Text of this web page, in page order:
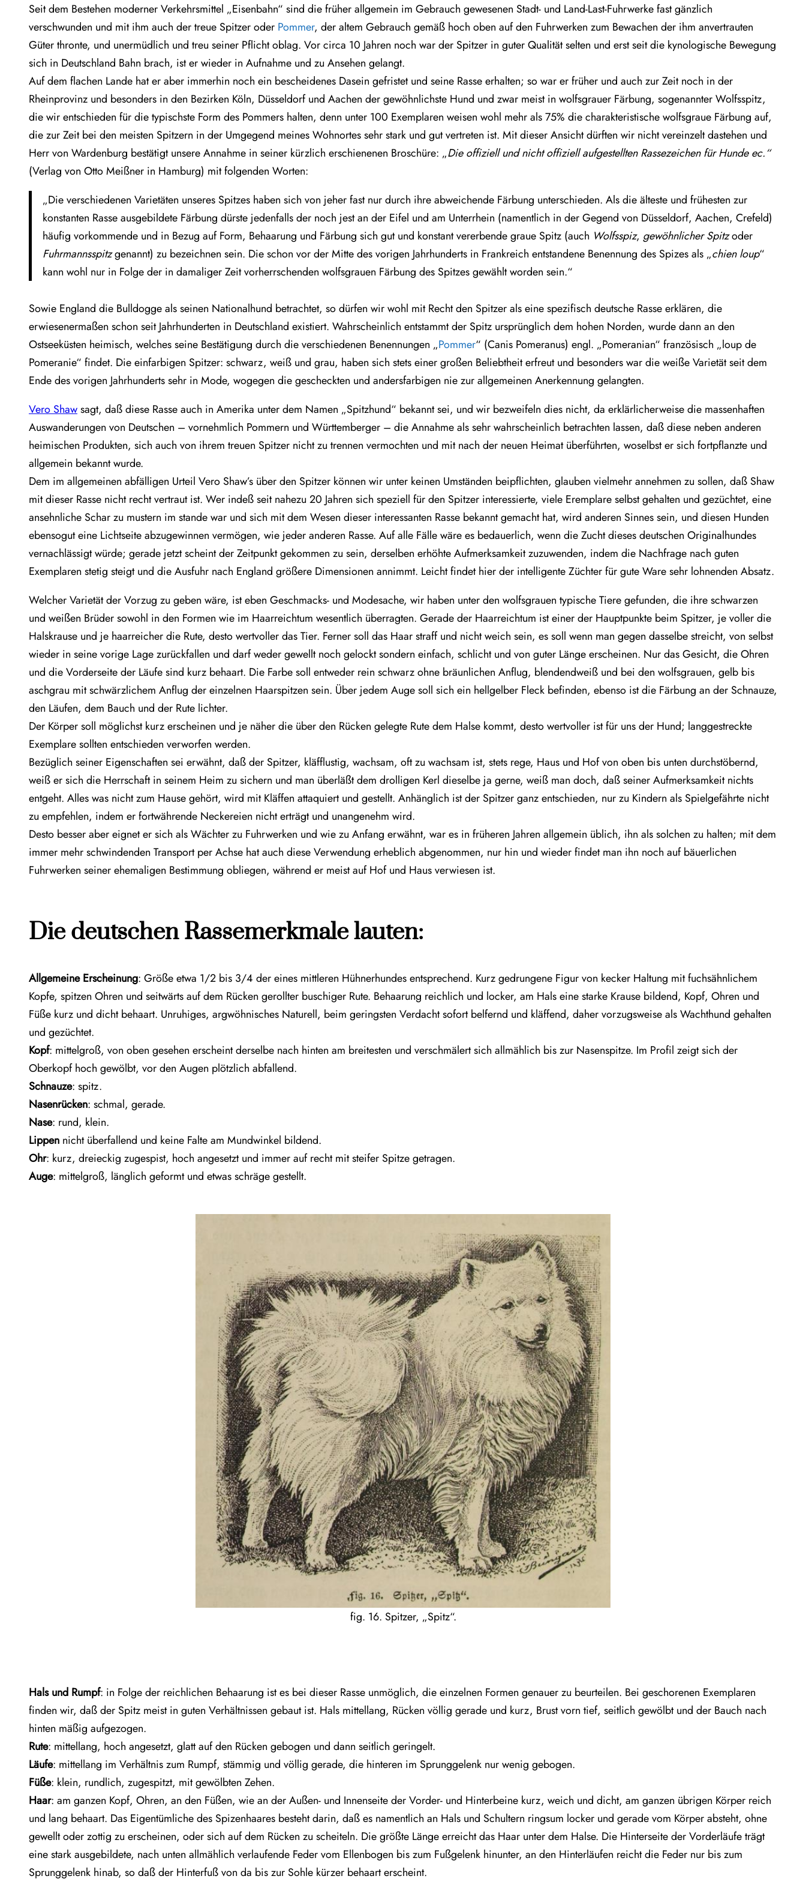
Seit dem Bestehen moderner Verkehrsmittel „Eisenbahn“ sind die früher allgemein im Gebrauch gewesenen Stadt- und Land-Last-Fuhrwerke fast gänzlich
verschwunden und mit ihm auch der treue Spitzer oder Pommer, der altem Gebrauch gemäß hoch oben auf den Fuhrwerken zum Bewachen der ihm anvertrauten
Güter thronte, und unermüdlich und treu seiner Pflicht oblag. Vor circa 10 Jahren noch war der Spitzer in guter Qualität selten und erst seit die kynologische Bewegung
sich in Deutschland Bahn brach, ist er wieder in Aufnahme und zu Ansehen gelangt.
Auf dem flachen Lande hat er aber immerhin noch ein bescheidenes Dasein gefristet und seine Rasse erhalten; so war er früher und auch zur Zeit noch in der
Rheinprovinz und besonders in den Bezirken Köln, Düsseldorf und Aachen der gewöhnlichste Hund und zwar meist in wolfsgrauer Färbung, sogenannter Wolfsspitz,
die wir entschieden für die typischste Form des Pommers halten, denn unter 100 Exemplaren weisen wohl mehr als 75% die charakteristische wolfsgraue Färbung auf,
die zur Zeit bei den meisten Spitzern in der Umgegend meines Wohnortes sehr stark und gut vertreten ist. Mit dieser Ansicht dürften wir nicht vereinzelt dastehen und
Herr von Wardenburg bestätigt unsere Annahme in seiner kürzlich erschienenen Broschüre: „Die offiziell und nicht offiziell aufgestellten Rassezeichen für Hunde ec.“
(Verlag von Otto Meißner in Hamburg) mit folgenden Worten:
„Die verschiedenen Varietäten unseres Spitzes haben sich von jeher fast nur durch ihre abweichende Färbung unterschieden. Als die älteste und frühesten zur
konstanten Rasse ausgebildete Färbung dürste jedenfalls der noch jest an der Eifel und am Unterrhein (namentlich in der Gegend von Düsseldorf, Aachen, Crefeld)
häufig vorkommende und in Bezug auf Form, Behaarung und Färbung sich gut und konstant vererbende graue Spitz (auch Wolfsspiz, gewöhnlicher Spitzoder
Fuhrmannsspitzgenannt) zu bezeichnen sein. Die schon vor der Mitte des vorigen Jahrhunderts in Frankreich entstandene Benennung des Spizes als „chien loup“
kann wohl nur in Folge der in damaliger Zeit vorherrschenden wolfsgrauen Färbung des Spitzes gewählt worden sein.“
Sowie England die Bulldogge als seinen Nationalhund betrachtet, so dürfen wir wohl mit Recht den Spitzer als eine spezifisch deutsche Rasse erklären, die
erwiesenermaßen schon seit Jahrhunderten in Deutschland existiert. Wahrscheinlich entstammt der Spitz ursprünglich dem hohen Norden, wurde dann an den
Ostseeküsten heimisch, welches seine Bestätigung durch die verschiedenen Benennungen „Pommer“ (Canis Pomeranus) engl. „Pomeranian“ französisch „loup de
Pomeranie“ findet. Die einfarbigen Spitzer: schwarz, weiß und grau, haben sich stets einer großen Beliebtheit erfreut und besonders war die weiße Varietät seit dem
Ende des vorigen Jahrhunderts sehr in Mode, wogegen die gescheckten und andersfarbigen nie zur allgemeinen Anerkennung gelangten.
Vero Shawsagt, daß diese Rasse auch in Amerika unter dem Namen „Spitzhund“ bekannt sei, und wir bezweifeln dies nicht, da erklärlicherweise die massenhaften
Auswanderungen von Deutschen – vornehmlich Pommern und Württemberger – die Annahme als sehr wahrscheinlich betrachten lassen, daß diese neben anderen
heimischen Produkten, sich auch von ihrem treuen Spitzer nicht zu trennen vermochten und mit nach der neuen Heimat überführten, woselbst er sich fortpflanzte und
allgemein bekannt wurde.
Dem im allgemeinen abfälligen Urteil Vero Shaw’s über den Spitzer können wir unter keinen Umständen beipflichten, glauben vielmehr annehmen zu sollen, daß Shaw
mit dieser Rasse nicht recht vertraut ist. Wer indeß seit nahezu 20 Jahren sich speziell für den Spitzer interessierte, viele Eremplare selbst gehalten und gezüchtet, eine
ansehnliche Schar zu mustern im stande war und sich mit dem Wesen dieser interessanten Rasse bekannt gemacht hat, wird anderen Sinnes sein, und diesen Hunden
ebensogut eine Lichtseite abzugewinnen vermögen, wie jeder anderen Rasse. Auf alle Fälle wäre es bedauerlich, wenn die Zucht dieses deutschen Originalhundes
vernachlässigt würde; gerade jetzt scheint der Zeitpunkt gekommen zu sein, derselben erhöhte Aufmerksamkeit zuzuwenden, indem die Nachfrage nach guten
Exemplaren stetig steigt und die Ausfuhr nach England größere Dimensionen annimmt. Leicht findet hier der intelligente Züchter für gute Ware sehr lohnenden Absatz.
Welcher Varietät der Vorzug zu geben wäre, ist eben Geschmacks- und Modesache, wir haben unter den wolfsgrauen typische Tiere gefunden, die ihre schwarzen
und weißen Brüder sowohl in den Formen wie im Haarreichtum wesentlich überragten. Gerade der Haarreichtum ist einer der Hauptpunkte beim Spitzer, je voller die
Halskrause und je haarreicher die Rute, desto wertvoller das Tier. Ferner soll das Haar straff und nicht weich sein, es soll wenn man gegen dasselbe streicht, von selbst
wieder in seine vorige Lage zurückfallen und darf weder gewellt noch gelockt sondern einfach, schlicht und von guter Länge erscheinen. Nur das Gesicht, die Ohren
und die Vorderseite der Läufe sind kurz behaart. Die Farbe soll entweder rein schwarz ohne bräunlichen Anflug, blendendweiß und bei den wolfsgrauen, gelb bis
aschgrau mit schwärzlichem Anflug der einzelnen Haarspitzen sein. Über jedem Auge soll sich ein hellgelber Fleck befinden, ebenso ist die Färbung an der Schnauze,
den Läufen, dem Bauch und der Rute lichter.
Der Körper soll möglichst kurz erscheinen und je näher die über den Rücken gelegte Rute dem Halse kommt, desto wertvoller ist für uns der Hund; langgestreckte
Exemplare sollten entschieden verworfen werden.
Bezüglich seiner Eigenschaften sei erwähnt, daß der Spitzer, kläfflustig, wachsam, oft zu wachsam ist, stets rege, Haus und Hof von oben bis unten durchstöbernd,
weiß er sich die Herrschaft in seinem Heim zu sichern und man überläßt dem drolligen Kerl dieselbe ja gerne, weiß man doch, daß seiner Aufmerksamkeit nichts
entgeht. Alles was nicht zum Hause gehört, wird mit Kläffen attaquiert und gestellt. Anhänglich ist der Spitzer ganz entschieden, nur zu Kindern als Spielgefährte nicht
zu empfehlen, indem er fortwährende Neckereien nicht erträgt und unangenehm wird.
Desto besser aber eignet er sich als Wächter zu Fuhrwerken und wie zu Anfang erwähnt, war es in früheren Jahren allgemein üblich, ihn als solchen zu halten; mit dem
immer mehr schwindenden Transport per Achse hat auch diese Verwendung erheblich abgenommen, nur hin und wieder findet man ihn noch auf bäuerlichen
Fuhrwerken seiner ehemaligen Bestimmung obliegen, während er meist auf Hof und Haus verwiesen ist.
Die deutschen Rassemerkmale lauten:
Allgemeine Erscheinung: Größe etwa 1/2 bis 3/4 der eines mittleren Hühnerhundes entsprechend. Kurz gedrungene Figur von kecker Haltung mit fuchsähnlichem
Kopfe, spitzen Ohren und seitwärts auf dem Rücken gerollter buschiger Rute. Behaarung reichlich und locker, am Hals eine starke Krause bildend, Kopf, Ohren und
Füße kurz und dicht behaart. Unruhiges, argwöhnisches Naturell, beim geringsten Verdacht sofort belfernd und kläffend, daher vorzugsweise als Wachthund gehalten
und gezüchtet.
Kopf: mittelgroß, von oben gesehen erscheint derselbe nach hinten am breitesten und verschmälert sich allmählich bis zur Nasenspitze. Im Profil zeigt sich der
Oberkopf hoch gewölbt, vor den Augen plötzlich abfallend.
Schnauze: spitz.
Nasenrücken: schmal, gerade.
Nase: rund, klein.
Lippen nicht überfallend und keine Falte am Mundwinkel bildend.
Ohr: kurz, dreieckig zugespist, hoch angesetzt und immer auf recht mit steifer Spitze getragen.
Auge: mittelgroß, länglich geformt und etwas schräge gestellt.
fig. 16. Spitzer, „Spitz“.
Hals und Rumpf: in Folge der reichlichen Behaarung ist es bei dieser Rasse unmöglich, die einzelnen Formen genauer zu beurteilen. Bei geschorenen Exemplaren
finden wir, daß der Spitz meist in guten Verhältnissen gebaut ist. Hals mittellang, Rücken völlig gerade und kurz, Brust vorn tief, seitlich gewölbt und der Bauch nach
hinten mäßig aufgezogen.
Rute: mittellang, hoch angesetzt, glatt auf den Rücken gebogen und dann seitlich geringelt.
Läufe: mittellang im Verhältnis zum Rumpf, stämmig und völlig gerade, die hinteren im Sprunggelenk nur wenig gebogen.
Füße: klein, rundlich, zugespitzt, mit gewölbten Zehen.
Haar: am ganzen Kopf, Ohren, an den Füßen, wie an der Außen- und Innenseite der Vorder- und Hinterbeine kurz, weich und dicht, am ganzen übrigen Körper reich
und lang behaart. Das Eigentümliche des Spizenhaares besteht darin, daß es namentlich an Hals und Schultern ringsum locker und gerade vom Körper absteht, ohne
gewellt oder zottig zu erscheinen, oder sich auf dem Rücken zu scheiteln. Die größte Länge erreicht das Haar unter dem Halse. Die Hinterseite der Vorderläufe trägt
eine stark ausgebildete, nach unten allmählich verlaufende Feder vom Ellenbogen bis zum Fußgelenk hinunter, an den Hinterläufen reicht die Feder nur bis zum
Sprunggelenk hinab, so daß der Hinterfuß von da bis zur Sohle kürzer behaart erscheint.